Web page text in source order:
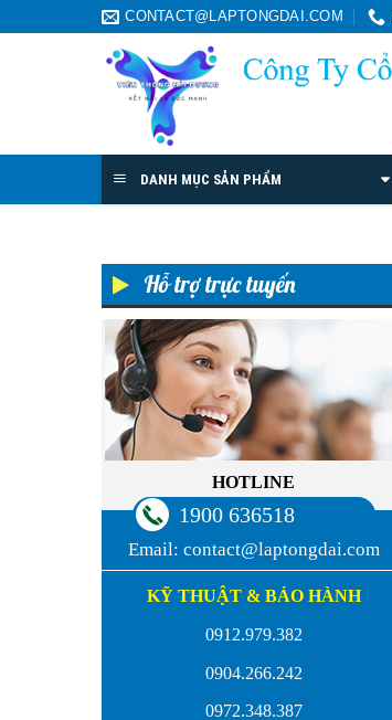
CONTACT@LAPTONGDAI.COM
DANH MỤC SẢN PHẨM
Hỗ trợ trực tuyến
HOTLINE
1900 636518
Email: contact@laptongdai.com
KỸ THUẬT & BẢO HÀNH
0912.979.382
0904.266.242
0972.348.387